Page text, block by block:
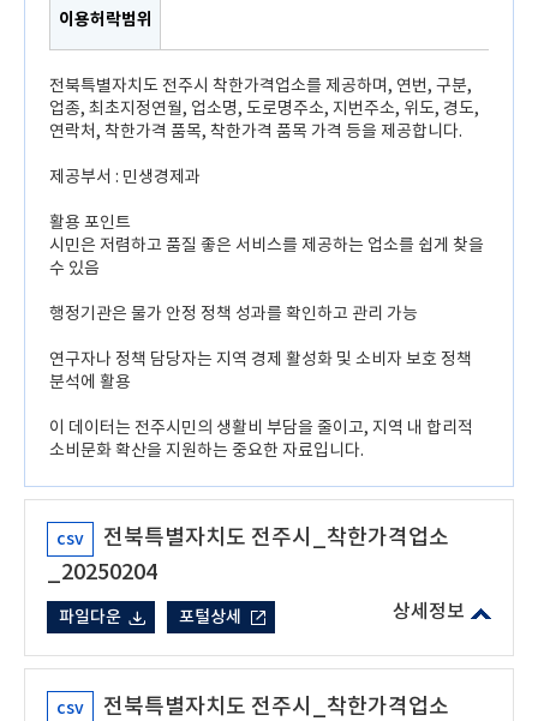
이용허락범위
전북특별자치도 전주시 착한가격업소를 제공하며, 연번, 구분,
업종, 최초지정연월, 업소명, 도로명주소, 지번주소, 위도, 경도,
연락처, 착한가격 품목, 착한가격 품목 가격 등을 제공합니다.
제공부서 : 민생경제과
활용 포인트
시민은 저렴하고 품질 좋은 서비스를 제공하는 업소를 쉽게 찾을
수 있음
행정기관은 물가 안정 정책 성과를 확인하고 관리 가능
연구자나 정책 담당자는 지역 경제 활성화 및 소비자 보호 정책
분석에 활용
이 데이터는 전주시민의 생활비 부담을 줄이고, 지역 내 합리적
소비문화 확산을 지원하는 중요한 자료입니다.
csv
전북특별자치도 전주시_착한가격업소
_20250204
파일다운 포털상세
csv
전북특별자치도 전주시_착한가격업소